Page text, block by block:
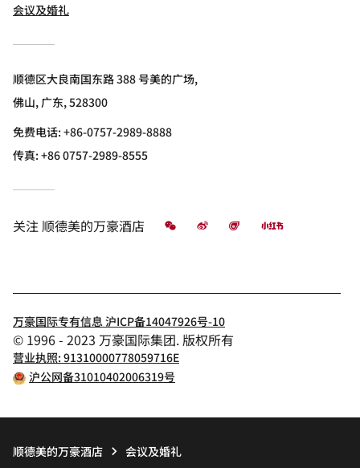
会议及婚礼
顺德区大良南国东路 388 号美的广场,
佛山, 广东, 528300
免费电话:+86-0757-2989-8888
传真:+86 0757-2989-8555
关注顺德美的万豪酒店 微信 微博 飞猪 小红书
万豪国际专有信息 沪ICP备14047926号-10
© 1996 - 2023 万豪国际集团. 版权所有
营业执照: 91310000778059716E
沪公网备31010402006319号
顺德美的万豪酒店 会议及婚礼